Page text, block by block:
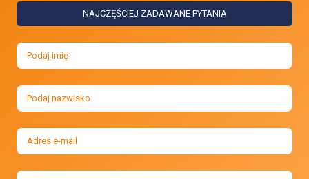
NAJCZĘŚCIEJ ZADAWANE PYTANIA